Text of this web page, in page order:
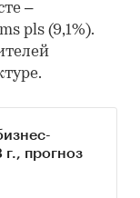
–
pls (9,1%).
прогноз